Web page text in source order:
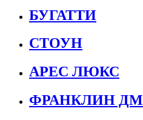
БУГАТТИ
СТОУН
АРЕС ЛЮКС
ФРАНКЛИН ДМ